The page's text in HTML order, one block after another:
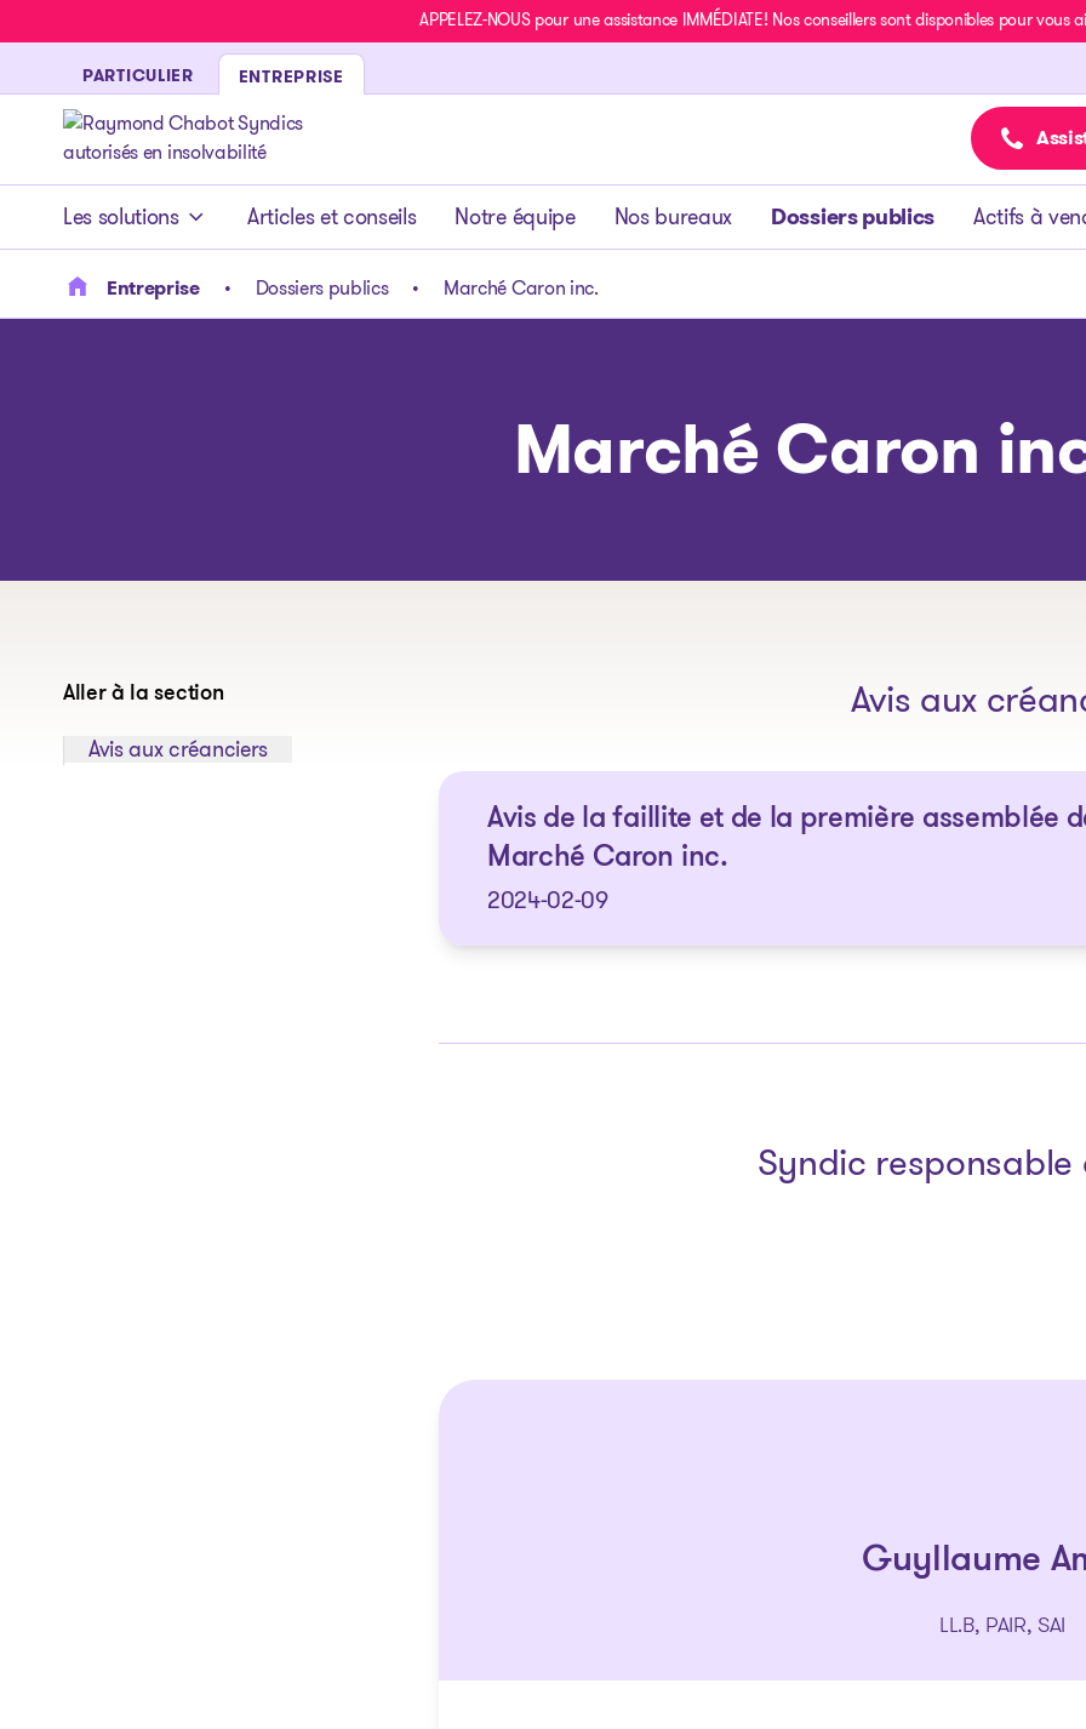
APPELEZ-NOUS pour une assistance IMMÉDIATE! Nos conseillers sont disponibles pour vous
PARTICULIER ENTREPRISE
- page d’accueil
Les solutions Articles et conseils Notre équipe Nos bureaux Dossiers publics Actifs à
Entreprise Dossiers publics Marché Caron inc.
Marché Caron
Aller à la section
Sauter à la section:
Avis aux créanciers
Avis aux
Avis de la faillite et de la première assemblée
Marché Caron inc.
2024-02-09
Syndic responsable
Guyllaume
LL.B, PAIR, SAI